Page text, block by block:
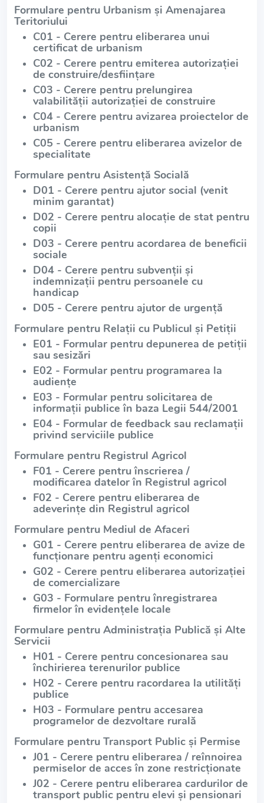
Formulare pentru Urbanism și Amenajarea
Teritoriului
C01 - Cerere pentru eliberarea unui
certificat de urbanism
C02 - Cerere pentru emiterea autorizației
de construire/desființare
C03 - Cerere pentru prelungirea
valabilității autorizației de construire
C04 - Cerere pentru avizarea proiectelor de
urbanism
C05 - Cerere pentru eliberarea avizelor de
specialitate
Formulare pentru Asistență Socială
D01 - Cerere pentru ajutor social (venit
minim garantat)
D02 - Cerere pentru alocație de stat pentru
copii
D03 - Cerere pentru acordarea de beneficii
sociale
D04 - Cerere pentru subvenții și
indemnizații pentru persoanele cu
handicap
D05 - Cerere pentru ajutor de urgență
Formulare pentru Relații cu Publicul și Petiții
E01 - Formular pentru depunerea de petiții
sau sesizări
E02 - Formular pentru programarea la
audiențe
E03 - Formular pentru solicitarea de
informații publice în baza Legii 544/2001
E04 - Formular de feedback sau reclamații
privind serviciile publice
Formulare pentru Registrul Agricol
F01 - Cerere pentru înscrierea /
modificarea datelor în Registrul agricol
F02 - Cerere pentru eliberarea de
adeverințe din Registrul agricol
Formulare pentru Mediul de Afaceri
G01 - Cerere pentru eliberarea de avize de
funcționare pentru agenți economici
G02 - Cerere pentru eliberarea autorizației
de comercializare
G03 - Formulare pentru înregistrarea
firmelor în evidențele locale
Formulare pentru Administrația Publică și Alte
Servicii
H01 - Cerere pentru concesionarea sau
închirierea terenurilor publice
H02 - Cerere pentru racordarea la utilități
publice
H03 - Formulare pentru accesarea
programelor de dezvoltare rurală
Formulare pentru Transport Public și Permise
J01 - Cerere pentru eliberarea / reînnoirea
permiselor de acces în zone restricționate
J02 - Cerere pentru eliberarea cardurilor de
transport public pentru elevi și pensionari